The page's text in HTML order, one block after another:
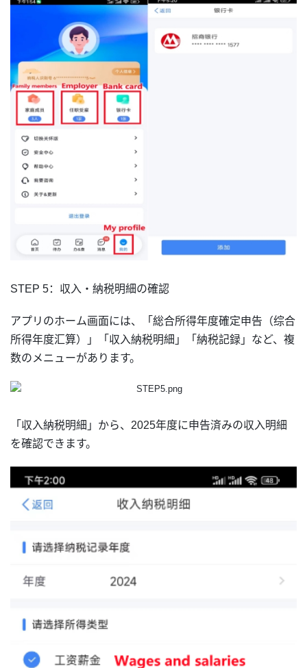
STEP 5：収入・納税明細の確認
アプリのホーム画面には、「総合所得年度確定申告（综合
所得年度汇算）」「収入納税明細」「納税記録」など、複
数のメニューがあります。
「収入納税明細」から、2025年度に申告済みの収入明細
を確認できます。